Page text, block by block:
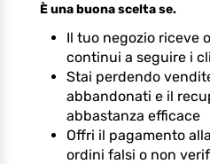
È una buona scelta se.
Il tuo negozio riceve
continui a seguire i
Stai perdendo
abbandonati e il
abbastanza efficace
Offri il pagamento
ordini falsi o non